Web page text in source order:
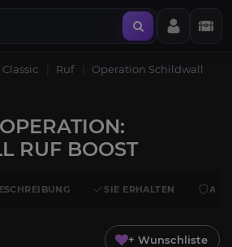
Ruf Operation Schildwall
RUF BOOST
SIE ERHALTEN
+ Wunschliste